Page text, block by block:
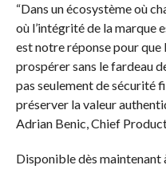
“Dans un écosystème où
où l’intégrité de la marque
est notre réponse pour que
prospérer sans le fardeau
pas seulement de sécurité
préserver la valeur
Adrian Benic, Chief
Disponible dès maintenant